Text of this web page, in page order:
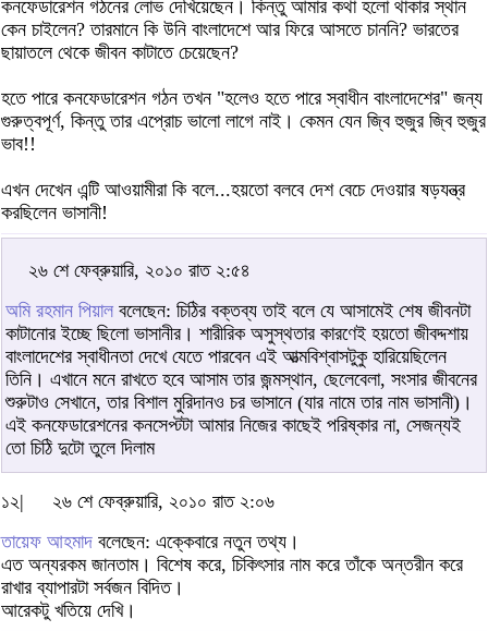
কনফেডারেশন গঠনের লোভ দেখিয়েছেন। কিন্তু আমার কথা হলো থাকার স্থান
কেন চাইলেন? তারমানে কি উনি বাংলাদেশে আর ফিরে আসতে চাননি? ভারতের
ছায়াতলে থেকে জীবন কাটাতে চেয়েছেন?
হতে পারে কনফেডারেশন গঠন তখন "হলেও হতে পারে স্বাধীন বাংলাদেশের" জন্য
গুরুত্বপূর্ণ, কিন্তু তার এপ্রোচ ভালো লাগে নাই। কেমন যেন জ্বি হুজুর জ্বি হুজুর
ভাব!!
এখন দেখেন এন্টি আওয়ামীরা কি বলে...হয়তো বলবে দেশ বেচে দেওয়ার ষড়যন্ত্র
করছিলেন ভাসানী!
২৬ শে ফেব্রুয়ারি, ২০১০ রাত ২:৫৪
অমি রহমান পিয়াল বলেছেন: চিঠির বক্তব্য তাই বলে যে আসামেই শেষ জীবনটা
কাটানোর ইচ্ছে ছিলো ভাসানীর। শারীরিক অসুস্থতার কারণেই হয়তো জীবদ্দশায়
বাংলাদেশের স্বাধীনতা দেখে যেতে পারবেন এই আত্মবিশ্বাসটুকু হারিয়েছিলেন
তিনি। এখানে মনে রাখতে হবে আসাম তার জন্মস্থান, ছেলেবেলা, সংসার জীবনের
শুরুটাও সেখানে, তার বিশাল মুরিদানও চর ভাসানে (যার নামে তার নাম ভাসানী)।
এই কনফেডারেশনের কনসেপ্টটা আমার নিজের কাছেই পরিষ্কার না, সেজন্যই
তো চিঠি দুটো তুলে দিলাম
১২|
২৬ শে ফেব্রুয়ারি, ২০১০ রাত ২:০৬
তায়েফ আহমাদ বলেছেন: এক্কেবারে নতুন তথ্য।
এত অন্যরকম জানতাম। বিশেষ করে, চিকিৎসার নাম করে তাঁকে অন্তরীন করে
রাখার ব্যাপারটা সর্বজন বিদিত।
আরেকটু খতিয়ে দেখি।